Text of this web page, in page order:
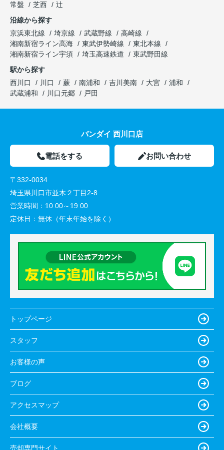
常盤
芝西
辻
沿線から探す
京浜東北線
埼京線 武蔵野線
高崎線
湘南新宿ライン高海
東武伊勢崎線
東北本線
湘南新宿ライン宇須
埼玉高速鉄道
東武野田線
駅から探す
西川口
川口 蕨 南浦和 吉川美南 大宮
浦和
武蔵浦和
川口元郷 戸田
バンダイ 西川口店
電話をする お問い合わせ
〒332-0034
埼玉県川口市並木２丁目2-8
営業時間： 10:00～19:00
定休日： 無休（年末年始を除く）
トップページ
スタッフ
お客様の声
ブログ
アクセスマップ
会社概要
売却専門サイト